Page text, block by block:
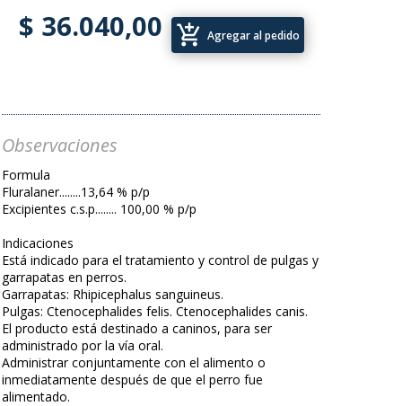
$ 36.040,00 add_shopping_cart Agregar al pedido
Observaciones
Formula
Fluralaner........13,64 % p/p
Excipientes c.s.p........ 100,00 % p/p
Indicaciones
Está indicado para el tratamiento y control de pulgas y
garrapatas en perros.
Garrapatas: Rhipicephalus sanguineus.
Pulgas: Ctenocephalides felis. Ctenocephalides canis.
El producto está destinado a caninos, para ser
administrado por la vía oral.
Administrar conjuntamente con el alimento o
inmediatamente después de que el perro fue
alimentado.